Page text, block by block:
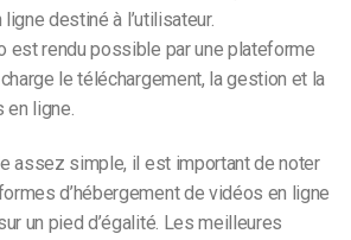
destiné à l’utilisateur.
est rendu possible par une plateforme
le téléchargement, la gestion et la
ligne.
assez simple, il est important de noter
d’hébergement de vidéos en ligne
un pied d’égalité. Les meilleures